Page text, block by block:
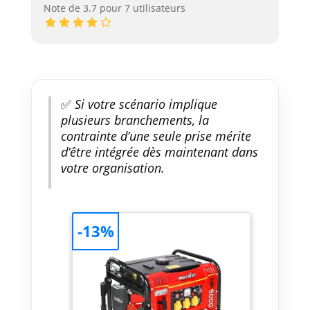
Note de 3.7 pour 7 utilisateurs
✅Si votre scénario implique
plusieurs branchements, la
contrainte d’une seule prise mérite
d’être intégrée dès maintenant dans
votre organisation.
-13%